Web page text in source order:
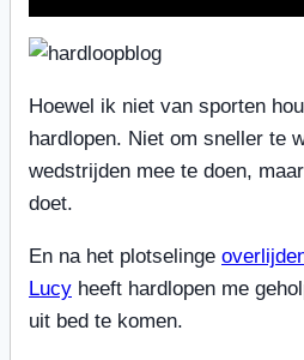
Hoewel ik niet van sporten
hardlopen. Niet om sneller te
wedstrijden mee te doen,
doet.
En na het plotselinge
Lucy heeft hardlopen me
uit bed te komen.